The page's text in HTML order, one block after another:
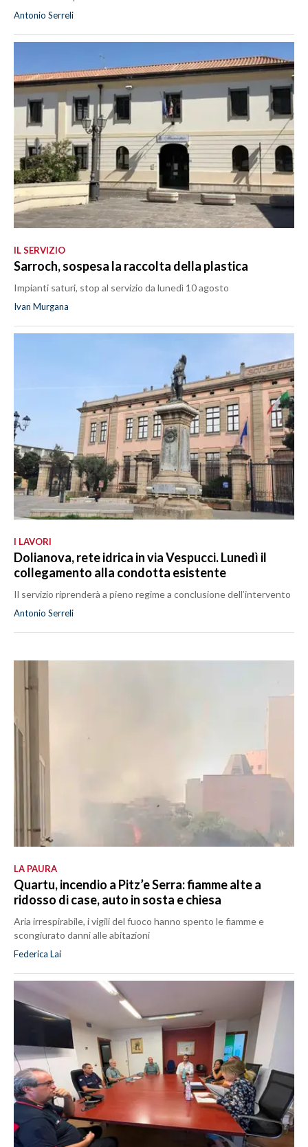
Antonio Serreli
IL SERVIZIO
Sarroch, sospesa la raccolta della plastica
Impianti saturi, stop al servizio da lunedì 10 agosto
Ivan Murgana
I LAVORI
Dolianova, rete idrica in via Vespucci. Lunedì il
collegamento alla condotta esistente
Il servizio riprenderà a pieno regime a conclusione dell’intervento
Antonio Serreli
LA PAURA
Quartu, incendio a Pitz’e Serra: fiamme alte a
ridosso di case, auto in sosta e chiesa
Aria irrespirabile, i vigili del fuoco hanno spento le fiamme e
scongiurato danni alle abitazioni
Federica Lai